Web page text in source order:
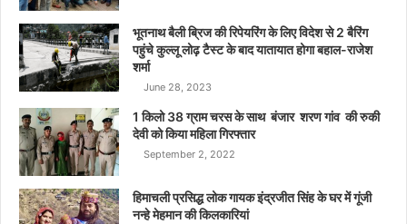
भूतनाथ बैली ब्रिज की रिपेयरिंग के लिए विदेश से 2 बैरिंग
पहुंचे कुल्लू लोढ़ टैस्ट के बाद यातायात होगा बहाल-राजेश
शर्मा
June 28, 2023
1 किलो 38 ग्राम चरस के साथ बंजार शरण गांव की रुकी
देवी को किया महिला गिरफ्तार
September 2, 2022
हिमाचली प्रसिद्ध लोक गायक इंद्रजीत सिंह के घर में गूंजी
नन्हे मेहमान की किलकारियां